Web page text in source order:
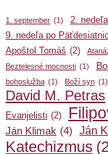
1. september (1) 2.
9. nedeľa po
Apoštol Tomáš (2)
Beztelesné mocnosti (1)
bohoslužba (1) Boží syn (1)
David M. Petras
Evanjelisti (2)
Ján Klimak (4) Ján
Katechizmus